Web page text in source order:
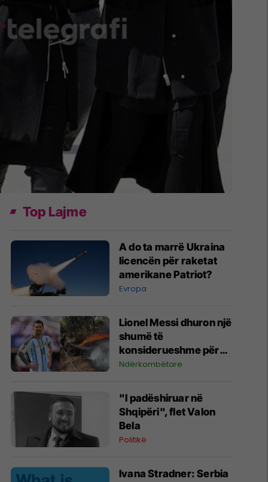
Top Lajme
A do ta marrë Ukraina
licencën për raketat
amerikane Patriot?
Evropa
Lionel Messi dhuron një
shumë të
konsiderueshme për
zjarret në Madrid
Ndërkombëtare
"I padëshiruar në
Shqipëri", flet Valon
Bela
Politikë
Ivana Stradner: Serbia